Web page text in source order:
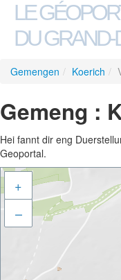
LE
DU
Gemengen / Koerich /
Gemeng :
Hei fannt dir eng
Geoportal.
+
–